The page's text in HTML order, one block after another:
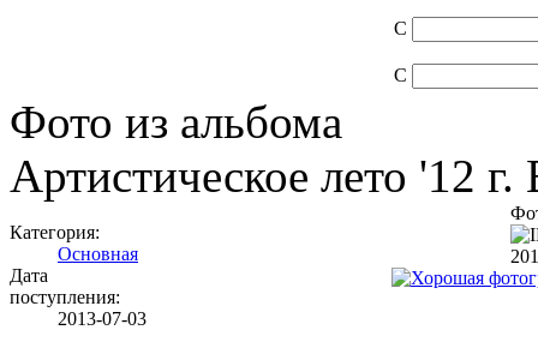
С
С
Фото из альбома
Артистическое лето '12
Категория:
Основная
Дата
поступления:
2013-07-03